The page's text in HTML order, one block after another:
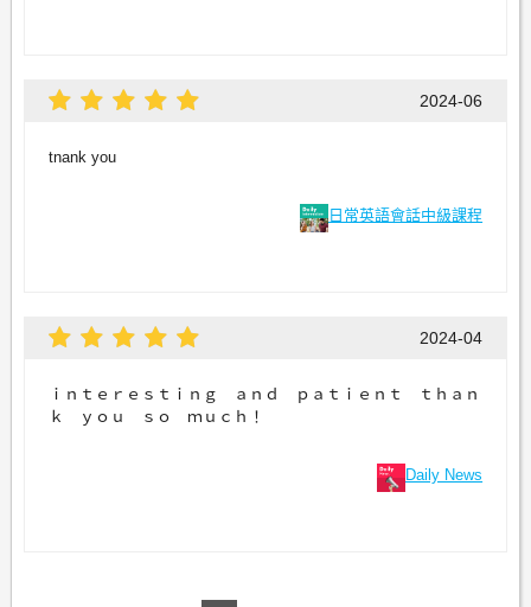
2024-06
tnank you
日常英語會話中級課程
2024-04
ｉｎｔｅｒｅｓｔｉｎｇ ａｎｄ ｐａｔｉｅｎｔ ｔｈａｎ
ｋ ｙｏｕ ｓｏ ｍｕｃｈ！
Daily News